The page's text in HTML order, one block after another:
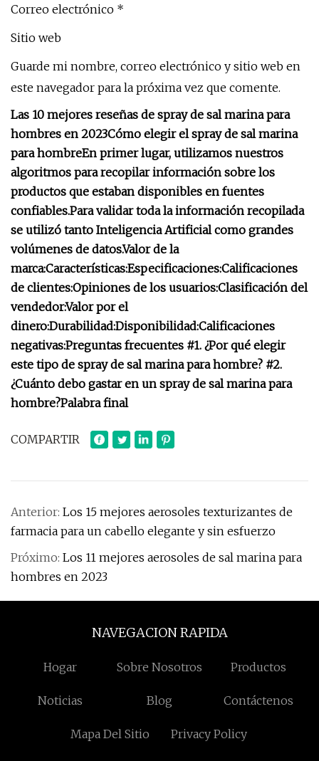
Correo electrónico *
Sitio web
Guarde mi nombre, correo electrónico y sitio web en
este navegador para la próxima vez que comente.
Las 10 mejores reseñas de spray de sal marina para
hombres en 2023Cómo elegir el spray de sal marina
para hombreEn primer lugar, utilizamos nuestros
algoritmos para recopilar información sobre los
productos que estaban disponibles en fuentes
confiables.Para validar toda la información recopilada
se utilizó tanto Inteligencia Artificial como grandes
volúmenes de datos.Valor de la
marca:Características:Especificaciones:Calificaciones
de clientes:Opiniones de los usuarios:Clasificación del
vendedor:Valor por el
dinero:Durabilidad:Disponibilidad:Calificaciones
negativas:Preguntas frecuentes #1. ¿Por qué elegir
este tipo de spray de sal marina para hombre? #2.
¿Cuánto debo gastar en un spray de sal marina para
hombre?Palabra final
COMPARTIR
Anterior: Los 15 mejores aerosoles texturizantes de
farmacia para un cabello elegante y sin esfuerzo
Próximo: Los 11 mejores aerosoles de sal marina para
hombres en 2023
NAVEGACION RAPIDA
Hogar Sobre Nosotros Productos
Noticias Blog Contáctenos
Mapa Del Sitio Privacy Policy